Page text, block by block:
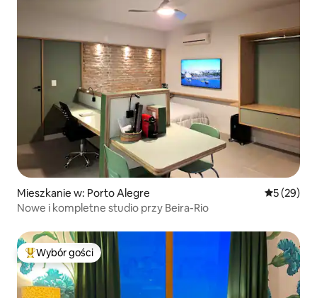
Mieszkanie w: Porto Alegre Średnia
5 (29)
Nowe i kompletne studio przy Beira-Rio
Najpopularniejsze z kategorii Wybór gości
Wybór gości